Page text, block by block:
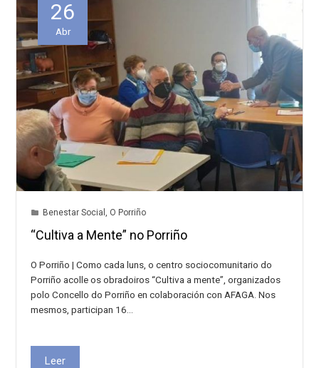
26
Abr
Benestar Social , O Porriño
“Cultiva a Mente” no Porriño
O Porriño | Como cada luns, o centro sociocomunitario do
Porriño acolle os obradoiros “Cultiva a mente”, organizados
polo Concello do Porriño en colaboración con AFAGA. Nos
mesmos, participan 16…
Leer